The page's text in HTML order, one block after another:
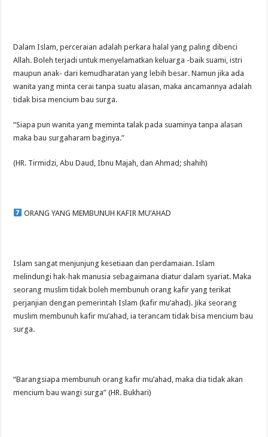
Dalam Islam, perceraian adalah perkara halal yang paling dibenci
Allah. Boleh terjadi untuk menyelamatkan keluarga -baik suami, istri
maupun anak- dari kemudharatan yang lebih besar. Namun jika ada
wanita yang minta cerai tanpa suatu alasan, maka ancamannya adalah
tidak bisa mencium bau surga.
“Siapa pun wanita yang meminta talak pada suaminya tanpa alasan
maka bau surgaharam baginya.”
(HR. Tirmidzi, Abu Daud, Ibnu Majah, dan Ahmad; shahih)
ORANG YANG MEMBUNUH KAFIR MU’AHAD
Islam sangat menjunjung kesetiaan dan perdamaian. Islam
melindungi hak-hak manusia sebagaimana diatur dalam syariat. Maka
seorang muslim tidak boleh membunuh orang kafir yang terikat
perjanjian dengan pemerintah Islam (kafir mu’ahad). Jika seorang
muslim membunuh kafir mu’ahad, ia terancam tidak bisa mencium bau
surga.
“Barangsiapa membunuh orang kafir mu’ahad, maka dia tidak akan
mencium bau wangi surga” (HR. Bukhari)